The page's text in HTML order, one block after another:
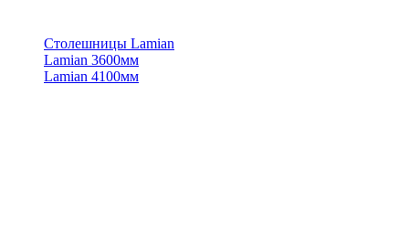
Столешницы Lamian
Lamian 3600мм
Lamian 4100мм